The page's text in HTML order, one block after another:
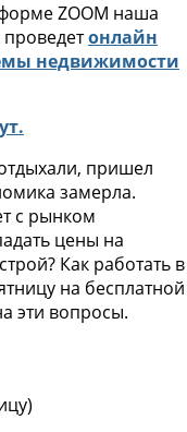
ZOOM наша
онлайн
недвижимости
пришел
замерла.
с рынком
цены на
Как работать в
на бесплатной
эти вопросы.